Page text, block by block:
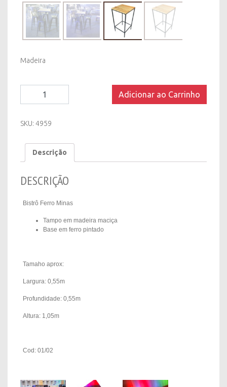
Madeira
-
Madeira
quantity
Adicionar ao Carrinho
SKU: 4959
Descrição
DESCRIÇÃO
Bistrô Ferro Minas
Tampo em madeira maciça
Base em ferro pintado
Tamaho aprox:
Largura: 0,55m
Profundidade: 0,55m
Altura: 1,05m
Cod: 01/02